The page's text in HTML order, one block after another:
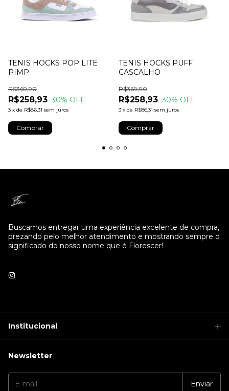
TENIS HOCKS POP LITE
PIMP
R$258,93
R$369,90
30% OFF
3 x de R$86,31 sem juros
Comprar
TENIS HOCKS PUFF
CASCALHO
R$258,93
R$369,90
30% OFF
3 x de R$86,31 sem juros
Comprar
Buscamos entregar uma experiência excelente de compra,
prezando pelo melhor atendimento e mostrando sempre o
significado do nosso nome que é Florescer!
Institucional
Newsletter